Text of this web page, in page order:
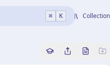
⌘ K
Copy source
Share this
Bekijk